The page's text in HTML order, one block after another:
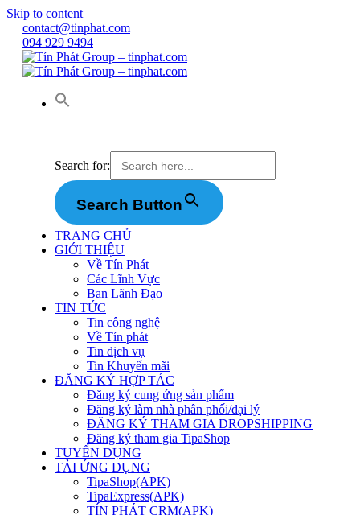
Skip to content
contact@tinphat.com
094 929 9494
Search for:
Search Button
TRANG CHỦ
GIỚI THIỆU
Về Tín Phát
Các Lĩnh Vực
Ban Lãnh Đạo
TIN TỨC
Tin công nghệ
Về Tín phát
Tin dịch vụ
Tin Khuyến mãi
ĐĂNG KÝ HỢP TÁC
Đăng ký cung ứng sản phẩm
Đăng ký làm nhà phân phối/đại lý
ĐĂNG KÝ THAM GIA DROPSHIPPING
Đăng ký tham gia TipaShop
TUYỂN DỤNG
TẢI ỨNG DỤNG
TipaShop(APK)
TipaExpress(APK)
TÍN PHÁT CRM(APK)